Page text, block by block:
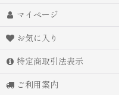
マイページ
お気に入り
特定商取引法表示
ご利用案内